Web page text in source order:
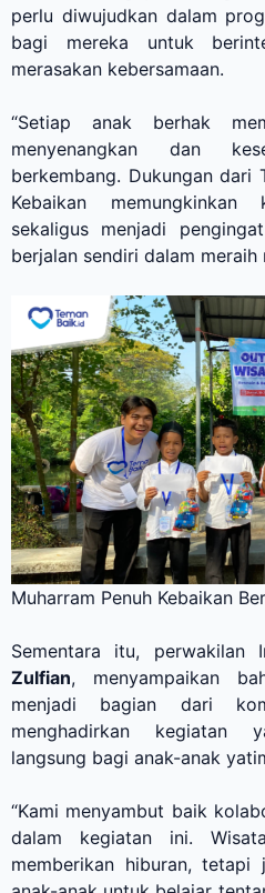
perlu diwujudkan dalam
bagi mereka untuk
merasakan kebersamaan.
“Setiap anak berhak
menyenangkan dan
berkembang. Dukungan dari
Kebaikan
sekaligus menjadi
berjalan sendiri dalam meraih
Muharram Penuh Kebaikan
Sementara itu, perwakilan
Zulfian, menyampaikan
menjadi bagian dari
menghadirkan kegiatan
langsung bagi anak-anak
“Kami menyambut baik
dalam kegiatan ini.
memberikan hiburan, tetapi